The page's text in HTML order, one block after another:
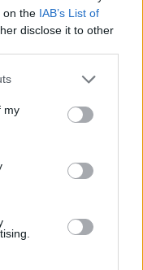
on the IAB’s List of
disclose it to other
my
e te direi